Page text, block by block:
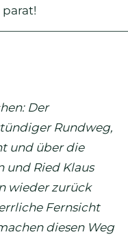
Der
Rundweg,
und über die
und Ried Klaus
wieder zurück
Fernsicht
diesen Weg